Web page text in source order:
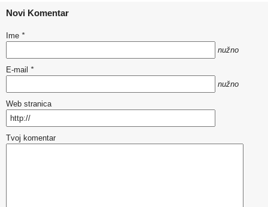
Novi Komentar
Ime *
nužno
E-mail *
nužno
Web stranica
Tvoj komentar